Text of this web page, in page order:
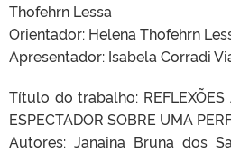
Thofehrn Lessa
Orientador: Helena Thofehrn
Apresentador: Isabela Corradi
Título do trabalho: REFLEXÕES
ESPECTADOR SOBRE UMA
Autores: Janaina Bruna dos